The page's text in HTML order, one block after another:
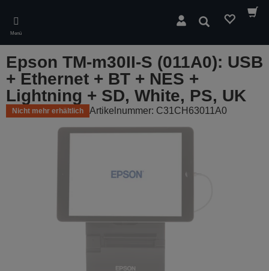
main
content
Menü
Suchen
Epson TM-m30II-S (011A0): USB
+ Ethernet + BT + NES +
Lightning + SD, White, PS, UK
Nicht mehr erhältlich Artikelnummer: C31CH63011A0